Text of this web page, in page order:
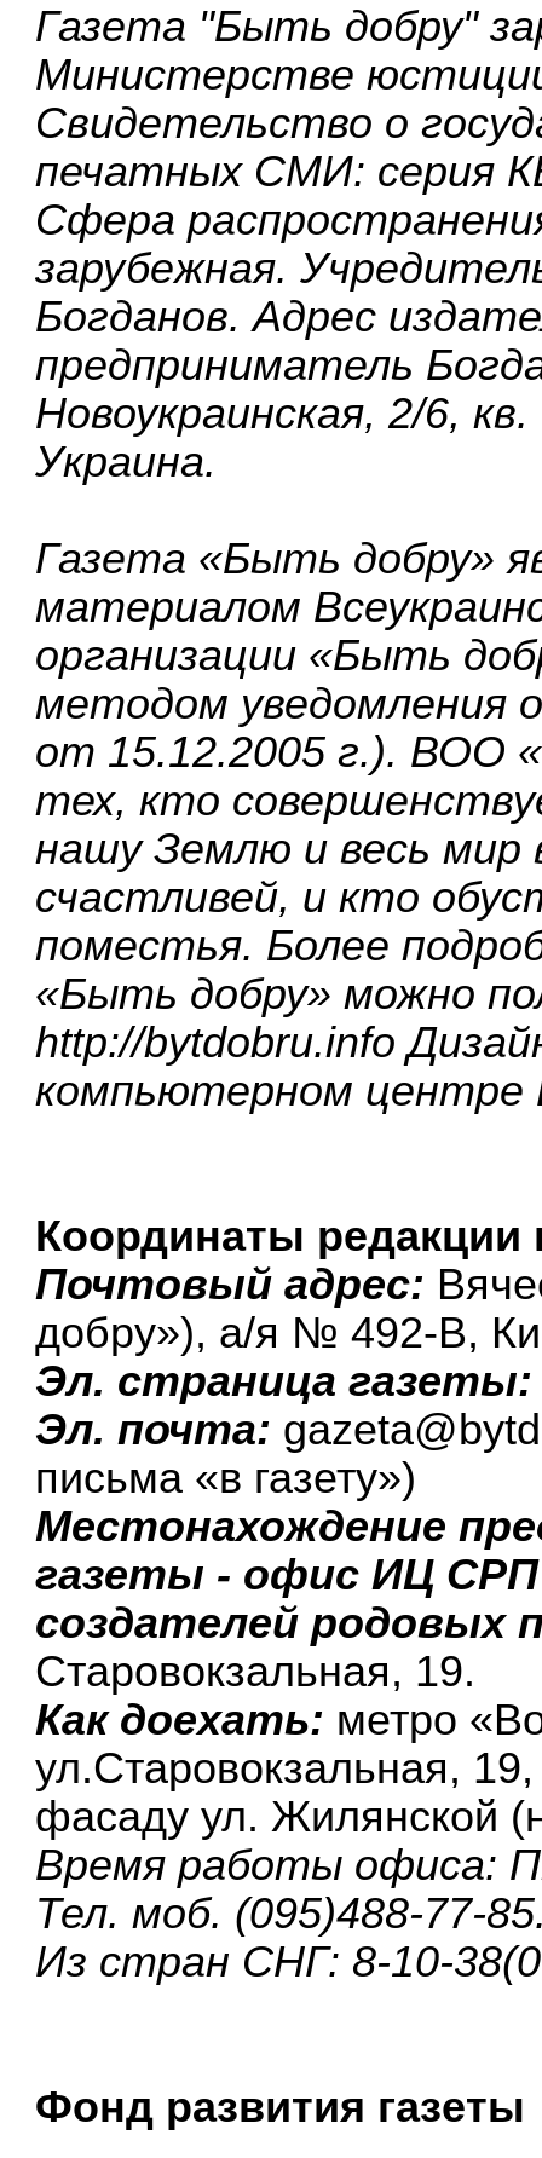
Газета "Быть добру"
Министерстве
Свидетельство о
печатных СМИ: серия
Сфера
зарубежная.
Богданов. Адрес
предприниматель
Новоукраинская, 2/6,
Украина.
Газета «Быть добру»
материалом
организации «Быть
методом уведомления
от 15.12.2005 г.). ВОО
тех, кто
нашу Землю и весь мир
счастливей, и кто
поместья. Более
«Быть добру» можно
http://bytdobru.info
компьютерном
Координаты
Почтовый адрес:
добру»), а/я № 492-В,
Эл. страница
Эл. почта:
письма «в газету»)
Местонахождение
газеты - офис ИЦ
создателей родовых
Старовокзальная, 19.
Как доехать: метро
ул.Старовокзальная,
фасаду ул. Жилянской
Время работы офиса:
Тел. моб. (095)488-77-
Из стран СНГ: 8-10-
Фонд развития газеты